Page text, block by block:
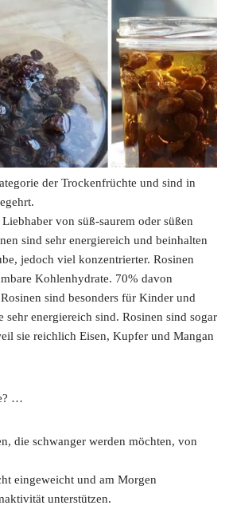
der Trockenfrüchte und sind in
von süß-saurem oder süßen
sind sehr energiereich und beinhalten
jedoch viel konzentrierter. Rosinen
Kohlenhydrate. 70% davon
sind besonders für Kinder und
sehr energiereich sind. Rosinen sind sogar
sie reichlich Eisen, Kupfer und Mangan
…
die schwanger werden möchten, von
eingeweicht und am Morgen
unterstützen.